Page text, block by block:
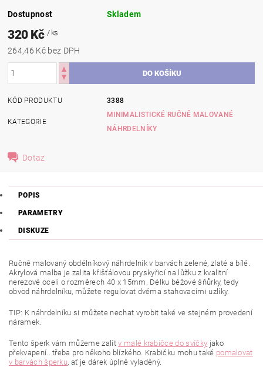
Dostupnost Skladem
320 Kč / ks
264,46 Kč bez DPH
KÓD PRODUKTU 3388
KATEGORIE
MINIMALISTICKÉ RUČNĚ MALOVANÉ
NÁHRDELNÍKY
Dotaz
POPIS
PARAMETRY
DISKUZE
Ručně malovaný obdélníkový náhrdelník v barvách zelené, zlaté a bílé.
Akrylová malba je zalita křišťálovou pryskyřicí na lůžku z kvalitní
nerezové oceli o rozměrech 40 x 15mm. Délku béžové šňůrky, tedy
obvod náhrdelníku, můžete regulovat dvěma stahovacími uzlíky.
TIP: K náhrdelníku si můžete nechat vyrobit také ve stejném provedení
náramek.
Tento šperk vám můžeme zalítv malé krabičce do svíčky jako
překvapení.. třeba pro někoho blízkého. Krabičku mohu také pomalovat
v barvách šperku, ať je dárek úplně vyladěný.